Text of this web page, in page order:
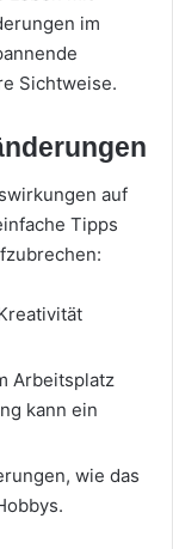
im
Sichtweise.
auf
Tipps
Arbeitsplatz
kann ein
wie das